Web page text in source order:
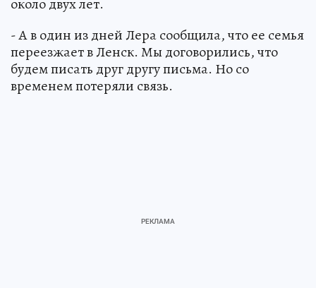
- А в один из дней Лера сообщила, что ее семья
переезжает в Ленск. Мы договорились, что
будем писать друг другу письма. Но со
временем потеряли связь.